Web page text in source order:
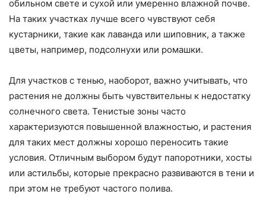
обильном свете и сухой или умеренно влажной почве.
На таких участках лучше всего чувствуют себя
кустарники, такие как лаванда или шиповник, а также
цветы, например, подсолнухи или ромашки.
Для участков с тенью, наоборот, важно учитывать, что
растения не должны быть чувствительны к недостатку
солнечного света. Тенистые зоны часто
характеризуются повышенной влажностью, и растения
для таких мест должны хорошо переносить такие
условия. Отличным выбором будут папоротники, хосты
или астильбы, которые прекрасно развиваются в тени и
при этом не требуют частого полива.